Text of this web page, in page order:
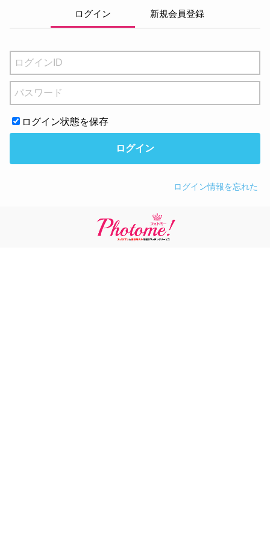
ログイン 新規会員登録
ログイン状態を保存
ログイン
ログイン情報を忘れた